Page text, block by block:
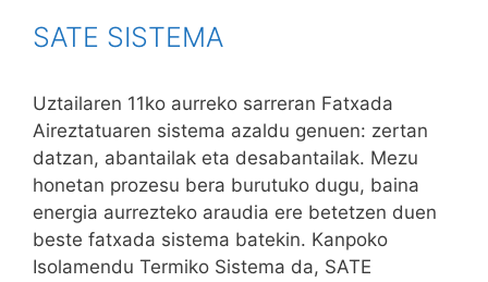
SATE SISTEMA
Uztailaren 11ko aurreko sarreran Fatxada
Aireztatuaren sistema azaldu genuen: zertan
datzan, abantailak eta desabantailak. Mezu
honetan prozesu bera burutuko dugu, baina
energia aurrezteko araudia ere betetzen duen
beste fatxada sistema batekin. Kanpoko
Isolamendu Termiko Sistema da, SATE